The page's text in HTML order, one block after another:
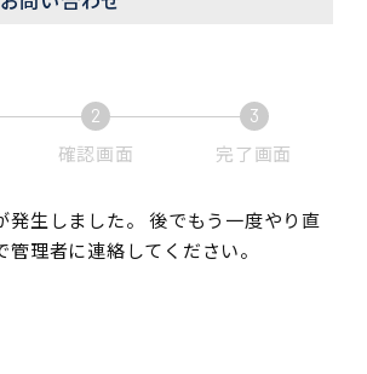
表示されている画面です。
2
確認画面 現在表示されている画面で
3
完了画面
発生しました。 後でもう一度やり直
管理者に連絡してください。